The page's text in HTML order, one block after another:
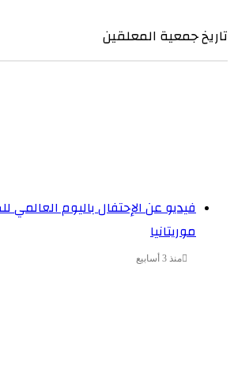
تاريخ جمعية المعلقين
فيديو عن الإحتفال باليوم العالمي
موريتانيا
منذ 3 أسابيع